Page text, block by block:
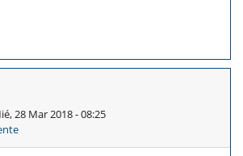
28 Mar 2018 - 08:25